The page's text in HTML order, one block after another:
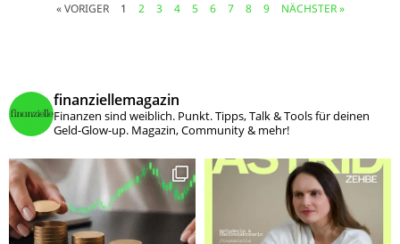
« VORIGER 1 2 3 4 5 6 7 8 9 NÄCHSTER »
finanziellemagazin
Finanzen sind weiblich. Punkt.Tipps, Talk & Tools für deinen
Geld-Glow-up. Magazin, Community & mehr!